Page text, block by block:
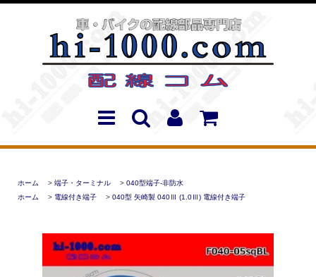
ホーム > 端子・ターミナル > 040型端子-非防水
ホーム
> 電線付き端子 > 040型 矢崎製 040Ⅲ (1.0Ⅲ) 電線付き端子